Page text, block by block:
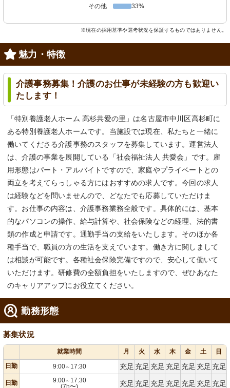
その他
33%
※現在の採用基準や選考状況を保証するものではありません。
魅力・特徴
介護事務募集！介護のお仕事が未経験の方も歓迎い
たします！
「特別養護老人ホーム 高杉共愛の里」は名古屋市中川区高杉町に
ある特別養護老人ホームです。当施設では現在、私たちと一緒に
働いてくださる介護事務のスタッフを募集しています。運営法人
は、介護の事業を展開している「社会福祉法人 共愛会」です。雇
用形態はパート・アルバイトですので、家庭やプライベートとの
両立を考えてらっしゃる方にはおすすめの求人です。今回の求人
は経験などを問いませんので、どなたでも応募していただけま
す。お仕事の内容は、介護事務業務全般です。具体的には、基本
的なパソコンの操作、給与計算や、社会保険などの経理、法的書
類の作成と申請です。通勤手当の支給をいたします。そのほか各
種手当で、職員の方の生活を支えています。働き方に関しまして
は相談が可能です。各種社会保険完備ですので、安心して働いて
いただけます。研修費の全額負担をいたしますので、ぜひあなた
のキャリアアップにお役立てください。
勤務形態
募集状況
就業時間 月 火 水 木 金 土
日
日勤
9:00～ 17:30 充足 充足 充足 充足 充足 充足 充足
日勤 9:00～ 17:30
充足 充足 充足 充足 充足 充足 充足